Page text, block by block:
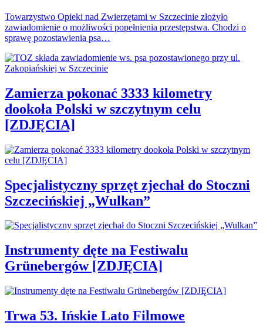
Towarzystwo Opieki nad Zwierzętami w Szczecinie złożyło
zawiadomienie o możliwości popełnienia przestępstwa. Chodzi o
sprawę pozostawienia psa…
Zamierza pokonać 3333 kilometry
dookoła Polski w szczytnym celu
[ZDJĘCIA]
Specjalistyczny sprzęt zjechał do Stoczni
Szczecińskiej „Wulkan”
Instrumenty dęte na Festiwalu
Grünebergów [ZDJĘCIA]
Trwa 53. Ińskie Lato Filmowe